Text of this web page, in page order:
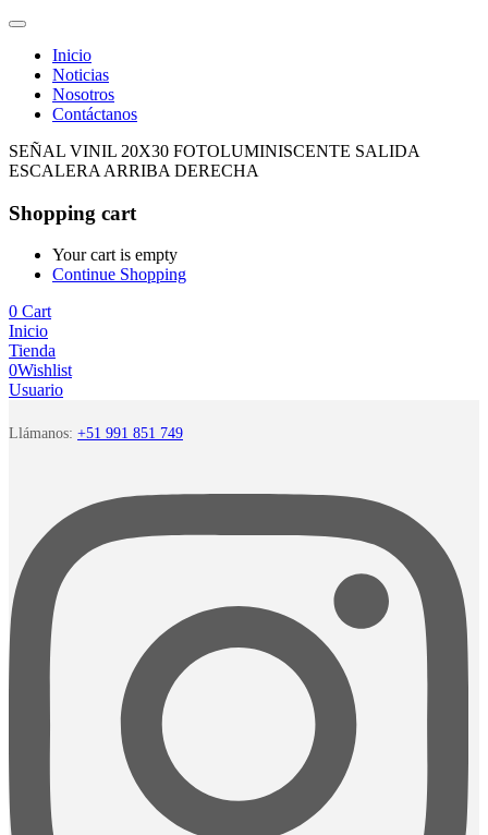
Inicio
Noticias
Nosotros
Contáctanos
SEÑAL VINIL 20X30 FOTOLUMINISCENTE SALIDA
ESCALERA ARRIBA DERECHA
Shopping cart
Your cart is empty
Continue Shopping
0 Cart
Inicio
Tienda
0Wishlist
Usuario
Llámanos: +51 991 851 749